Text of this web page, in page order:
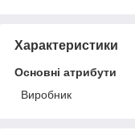
Характеристики
Основні атрибути
Виробник